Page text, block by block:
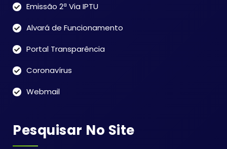
Emissão 2ª Via IPTU
Alvará de Funcionamento
Portal Transparência
Coronavírus
Webmail
Pesquisar No Site